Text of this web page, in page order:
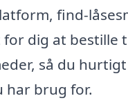
find-
dig at bestille
så du
har brug for.